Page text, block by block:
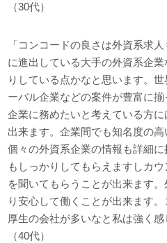
（30代）
「コンコードの良さは外資系求
に進出している大手の外資系企
りしている点かなと思います。
ーバル企業などの案件が豊富に
企業に務めたいと考えている方
出来ます。企業間でも知名度の
個々の外資系企業の情報も詳細
もしっかりしてもらえますしカ
を聞いてもらうことが出来ます
り安心して働くことが出来ます
厚生の会社が多いなと私は強く感
（40代）